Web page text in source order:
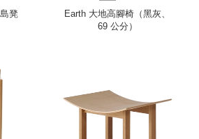
凳
Earth 大地高腳椅（黑灰、
69 公分）